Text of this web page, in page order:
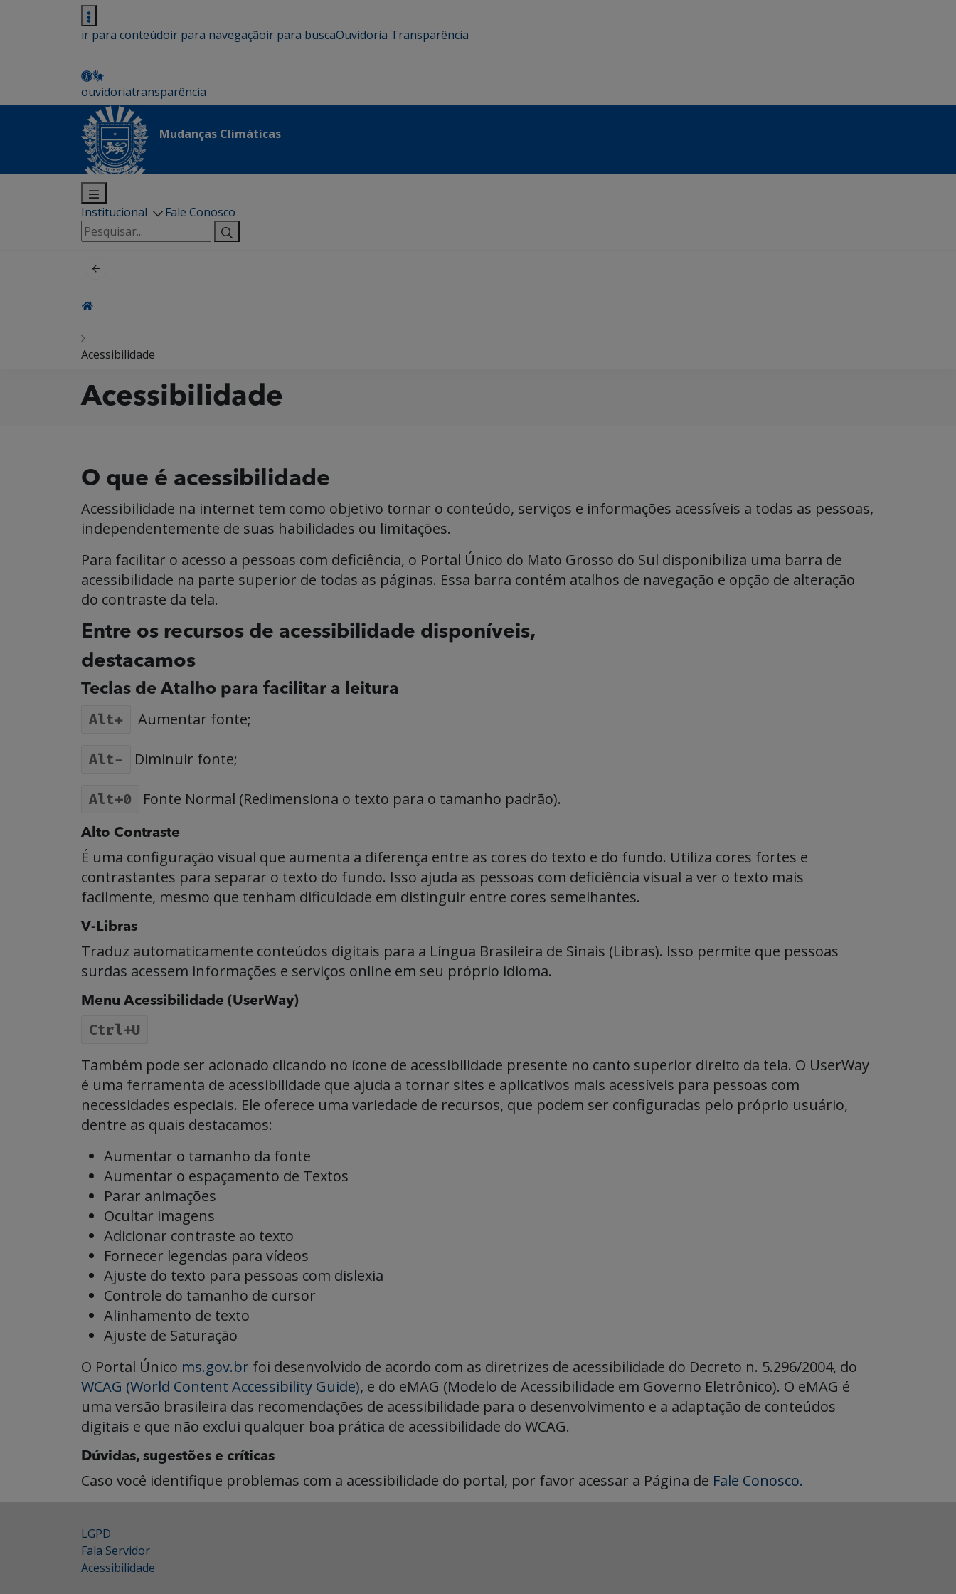
ir para conteúdoir para navegaçãoir para buscaOuvidoria Transparência
ouvidoriatransparência
Mudanças Climáticas
Institucional
Fale Conosco
Pesquisar
por:
Acessibilidade
Acessibilidade
O que é acessibilidade
Acessibilidade na internet tem como objetivo tornar o conteúdo, serviços e informações acessíveis a todas as pessoas,
independentemente de suas habilidades ou limitações.
Para facilitar o acesso a pessoas com deficiência, o Portal Único do Mato Grosso do Sul disponibiliza uma barra de
acessibilidade na parte superior de todas as páginas. Essa barra contém atalhos de navegação e opção de alteração
do contraste da tela.
Entre os recursos de acessibilidade disponíveis,
destacamos
Teclas de Atalho para facilitar a leitura
Alt+ Aumentar fonte;
Alt- Diminuir fonte;
Alt+0 Fonte Normal (Redimensiona o texto para o tamanho padrão).
Alto Contraste
É uma configuração visual que aumenta a diferença entre as cores do texto e do fundo. Utiliza cores fortes e
contrastantes para separar o texto do fundo. Isso ajuda as pessoas com deficiência visual a ver o texto mais
facilmente, mesmo que tenham dificuldade em distinguir entre cores semelhantes.
V-Libras
Traduz automaticamente conteúdos digitais para a Língua Brasileira de Sinais (Libras). Isso permite que pessoas
surdas acessem informações e serviços online em seu próprio idioma.
Menu Acessibilidade (UserWay)
Ctrl+U
Também pode ser acionado clicando no ícone de acessibilidade presente no canto superior direito da tela. O UserWay
é uma ferramenta de acessibilidade que ajuda a tornar sites e aplicativos mais acessíveis para pessoas com
necessidades especiais. Ele oferece uma variedade de recursos, que podem ser configuradas pelo próprio usuário,
dentre as quais destacamos:
Aumentar o tamanho da fonte
Aumentar o espaçamento de Textos
Parar animações
Ocultar imagens
Adicionar contraste ao texto
Fornecer legendas para vídeos
Ajuste do texto para pessoas com dislexia
Controle do tamanho de cursor
Alinhamento de texto
Ajuste de Saturação
O Portal Único ms.gov.br foi desenvolvido de acordo com as diretrizes de acessibilidade do Decreto n. 5.296/2004, do
WCAG (World Content Accessibility Guide), e do eMAG (Modelo de Acessibilidade em Governo Eletrônico). O eMAG é
uma versão brasileira das recomendações de acessibilidade para o desenvolvimento e a adaptação de conteúdos
digitais e que não exclui qualquer boa prática de acessibilidade do WCAG.
Dúvidas, sugestões e críticas
Caso você identifique problemas com a acessibilidade do portal, por favor acessar a Página de Fale Conosco.
LGPD
Fala Servidor
Acessibilidade